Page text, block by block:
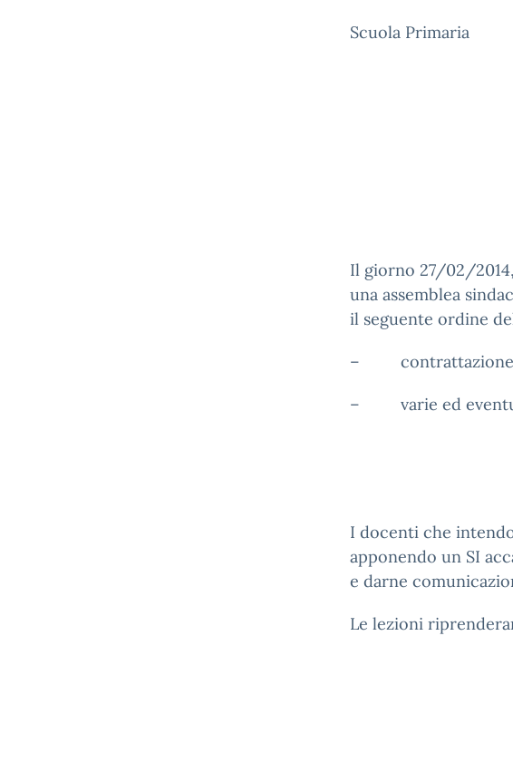
Scuola Primaria
Il giorno 27/02/
una assemblea
il seguente ordine
– contrattazione
– varie ed
I docenti che
apponendo un SI
e darne
Le lezioni